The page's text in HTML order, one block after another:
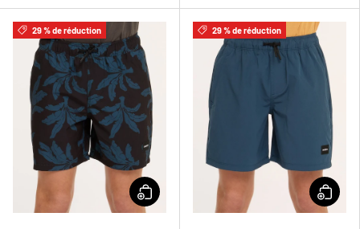
29 % de réduction 29 % de réduction